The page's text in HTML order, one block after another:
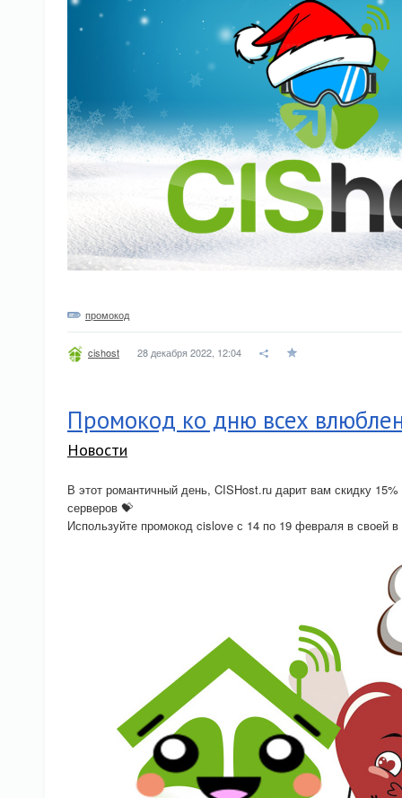
промокод
cishost 28 декабря 2022, 12:04
Промокод ко дню всех
Новости
В этот романтичный день, CISHost.ru дарит вам скидку
серверов 💝
Используйте промокод cislove с 14 по 19 февраля в своей в